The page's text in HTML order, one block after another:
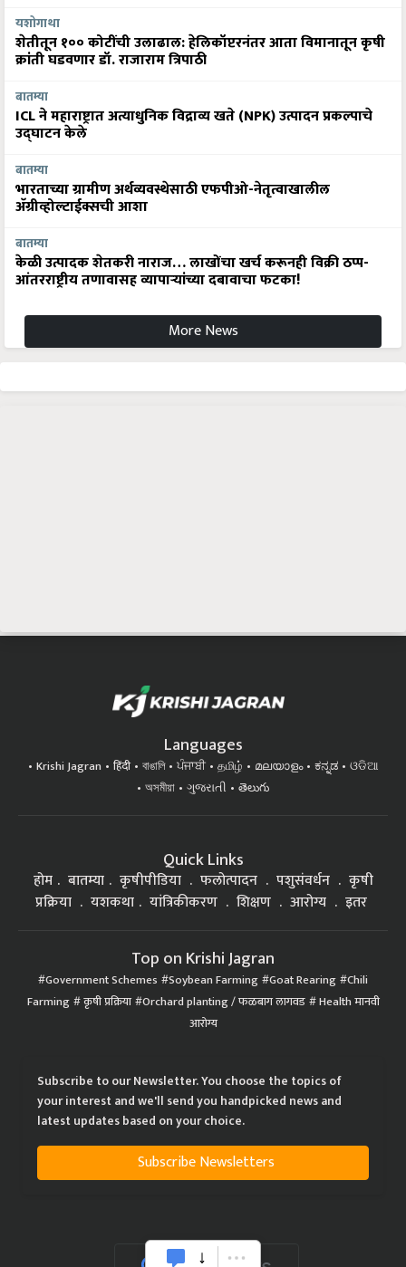
यशोगाथा
शेतीतून १०० कोटींची उलाढाल: हेलिकॉप्टरनंतर आता विमानातून कृषी
क्रांती घडवणार डॉ. राजाराम त्रिपाठी
बातम्या
ICL ने महाराष्ट्रात अत्याधुनिक विद्राव्य खते (NPK) उत्पादन प्रकल्पाचे
उद्घाटन केले
बातम्या
भारताच्या ग्रामीण अर्थव्यवस्थेसाठी एफपीओ-नेतृत्वाखालील
अ‍ॅग्रीव्होल्टाईक्सची आशा
बातम्या
केळी उत्पादक शेतकरी नाराज… लाखोंचा खर्च करूनही विक्री ठप्प-
आंतरराष्ट्रीय तणावासह व्यापाऱ्यांच्या दबावाचा फटका!
More News
Languages
Krishi Jagran हिंदी বাঙালি ਪੰਜਾਬੀ தமிழ் മലയാളം ಕನ್ನಡ
ଓଡିଆ
অসমীয়া
ગુજરાતી తెలుగు
Quick Links
होम बातम्या कृषीपीडिया फलोत्पादन पशुसंवर्धन
कृषी
प्रक्रिया
यशकथा यांत्रिकीकरण शिक्षण आरोग्य इतर
Top on Krishi Jagran
Government Schemes Soybean Farming Goat Rearing Chili
Farming कृषी प्रक्रिया Orchard planting / फळबाग लागवड Health मानवी
आरोग्य
Subscribe to our Newsletter. You choose the topics of
your interest and we'll send you handpicked news and
latest updates based on your choice.
Subscribe Newsletters